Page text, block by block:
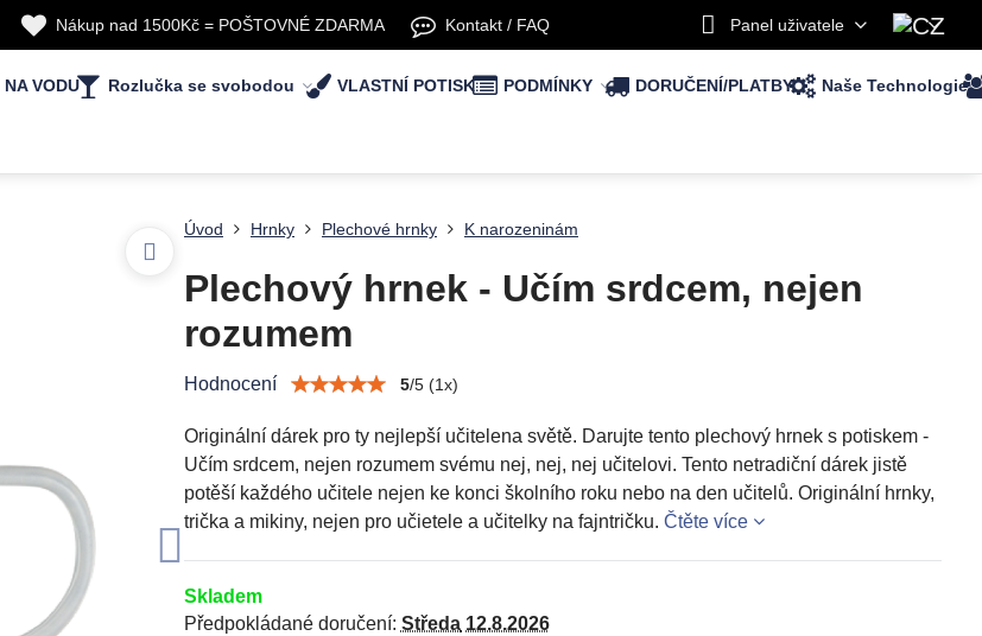
Nákup nad 1500Kč = POŠTOVNÉ ZDARMA Kontakt / FAQ Panel uživatele
NA VODU Rozlučka se svobodou VLASTNÍ POTISK PODMÍNKY DORUČENÍ/PLATBY Naše Technologie
Úvod Hrnky Plechové hrnky K narozeninám
Plechový hrnek - Učím srdcem, nejen
rozumem
Hodnocení 5/5(1x)
Originální dárek pro ty nejlepší učitelena světě. Darujte tento plechový hrnek s potiskem -
Učím srdcem, nejen rozumem svému nej, nej, nej učitelovi. Tento netradiční dárek jistě
potěší každého učitele nejen ke konci školního roku nebo na den učitelů. Originální hrnky,
trička a mikiny, nejen pro učietele a učitelky na fajntričku. Čtěte více
Skladem
Předpokládané doručení: Středa12.8.2026